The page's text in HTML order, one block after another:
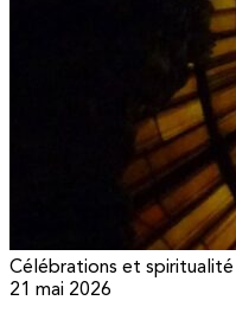
Célébrations et spiritualité
21 mai 2026